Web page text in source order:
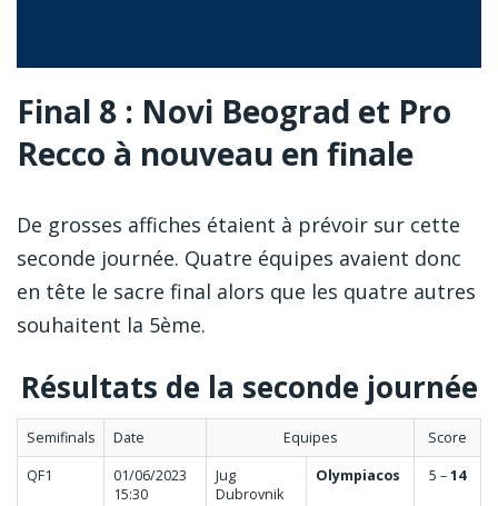
Final 8 : Novi Beograd et Pro
Recco à nouveau en finale
De grosses affiches étaient à prévoir sur cette
seconde journée. Quatre équipes avaient donc
en tête le sacre final alors que les quatre autres
souhaitent la 5ème.
Résultats de la seconde journée
Semifinals Date Equipes
Score
QF1
01/06/2023
15:30
Jug
Dubrovnik
Olympiacos 5 –14